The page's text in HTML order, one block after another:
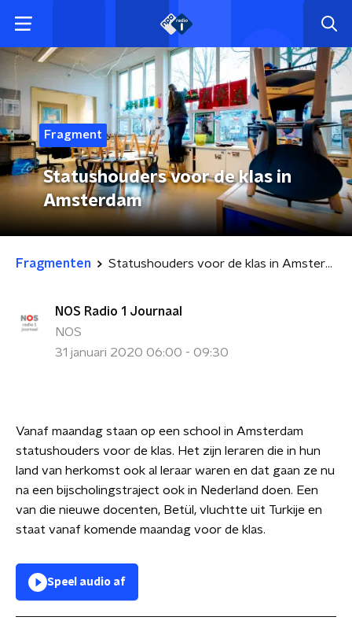
Fragment
Statushouders voor de klas in
Amsterdam
Fragmenten Statushouders voor de klas in Amsterdam
NOS Radio 1 Journaal
NOS
31 januari 2020 06:00 - 09:30
Vanaf maandag staan op een school in Amsterdam
statushouders voor de klas. Het zijn leraren die in hun
land van herkomst ook al leraar waren en dat gaan ze nu
na een bijscholingstraject ook in Nederland doen. Een
van die nieuwe docenten, Betül, vluchtte uit Turkije en
staat vanaf komende maandag voor de klas.
Speel audio af